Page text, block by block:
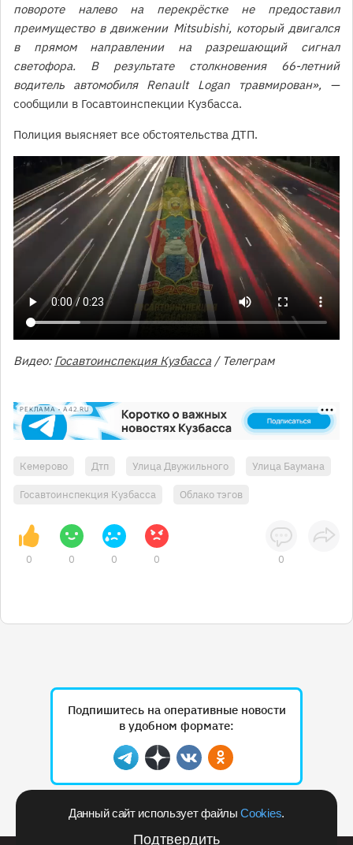
Данный сайт использует файлыCookies.
Подтвердить
повороте налево на перекрёстке не предоставил
преимущество в движении Mitsubishi, который двигался
в прямом направлении на разрешающий сигнал
светофора. В результате столкновения 66-летний
водитель автомобиля Renault Logan травмирован», —
сообщили в Госавтоинспекции Кузбасса.
Полиция выясняет все обстоятельства ДТП.
Видео: Госавтоинспекция Кузбасса / Телеграм
РЕКЛАМА • A42.RU
Кемерово Дтп Улица Двужильного Улица Баумана
Госавтоинспекция Кузбасса Облако тэгов
0 0 0 0 0
Подпишитесь на оперативные новости
в удобном формате:
Telegram
ДзенВконтактеОдноклассники
Рекламодателям